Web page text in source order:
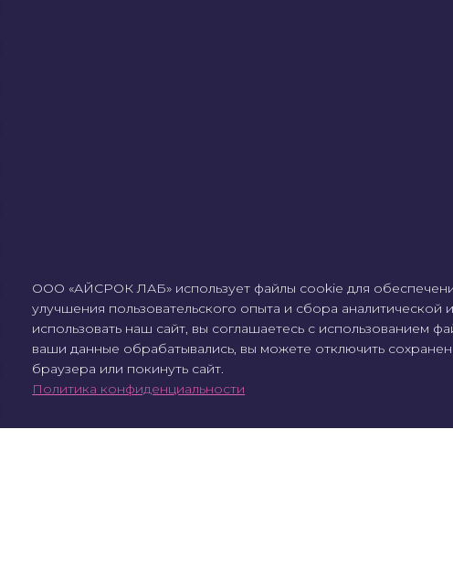
ООО «АЙСРОК ЛАБ» использует файлы cookie для
улучшения пользовательского опыта и сбора
использовать наш сайт, вы соглашаетесь с использованием
ваши данные обрабатывались, вы можете отключить
браузера или покинуть сайт.
Политика конфиденциальности